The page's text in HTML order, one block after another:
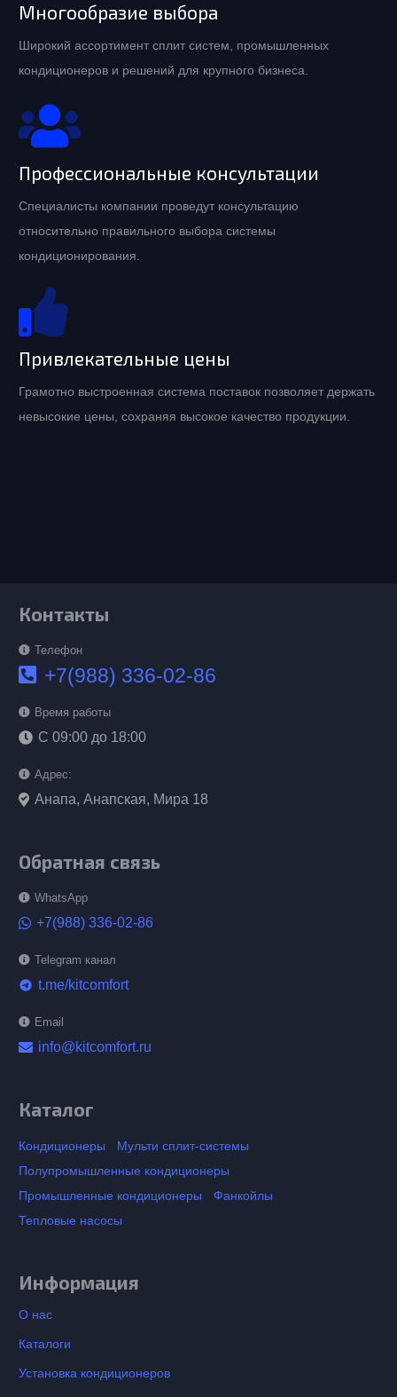
Многообразие выбора
Широкий ассортимент сплит систем, промышленных
кондиционеров и решений для крупного бизнеса.
Профессиональные консультации
Специалисты компании проведут консультацию
относительно правильного выбора системы
кондиционирования.
Привлекательные цены
Грамотно выстроенная система поставок позволяет держать
невысокие цены, сохраняя высокое качество продукции.
Контакты
Телефон
+7(988) 336-02-86
Время работы
С 09:00 до 18:00
Адрес:
Анапа, Анапская, Мира 18
Обратная связь
WhatsApp
+7(988) 336-02-86
Telegram канал
telegram t.me/kitcomfort
Email
info@kitcomfort.ru
Каталог
Кондиционеры
Мульти сплит-системы
Полупромышленные кондиционеры
Промышленные кондиционеры
Фанкойлы
Тепловые насосы
Информация
О нас
Каталоги
Установка кондиционеров